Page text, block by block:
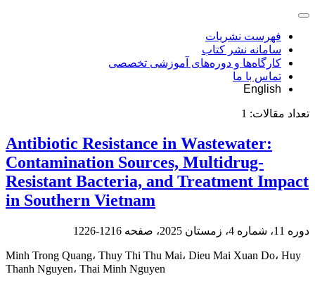
فهرست نشریات
سامانه نشر کتاب
کارگاه‌ها و دوره‌های آموزشی تخصصی
تماس با ما
English
تعداد مقالات: 1
Antibiotic Resistance in Wastewater:
Contamination Sources, Multidrug-
Resistant Bacteria, and Treatment Impact
in Southern Vietnam
دوره 11، شماره 4، زمستان 2025، صفحه 1216-1226
Minh Trong Quang، Thuy Thi Thu Mai، Dieu Mai Xuan Do، Huy
Thanh Nguyen، Thai Minh Nguyen